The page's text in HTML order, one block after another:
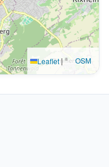
Leaflet|© OSM